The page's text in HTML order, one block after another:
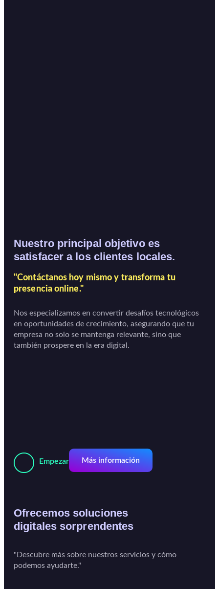
Nuestro principal objetivo es
satisfacer a los clientes locales.
"Contáctanos hoy mismo y transforma tu
presencia online."
Nos especializamos en convertir desafíos tecnológicos
en oportunidades de crecimiento, asegurando que tu
empresa no solo se mantenga relevante, sino que
también prospere en la era digital.
Empezar Más información
Ofrecemos soluciones
digitales sorprendentes
"Descubre más sobre nuestros servicios y cómo
podemos ayudarte."